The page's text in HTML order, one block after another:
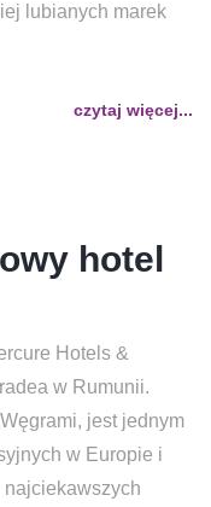
lubianych marek
czytaj więcej...
hotel
Hotels &
w Rumunii.
jest jednym
w Europie i